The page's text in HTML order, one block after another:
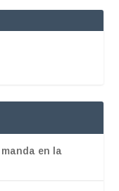
en la